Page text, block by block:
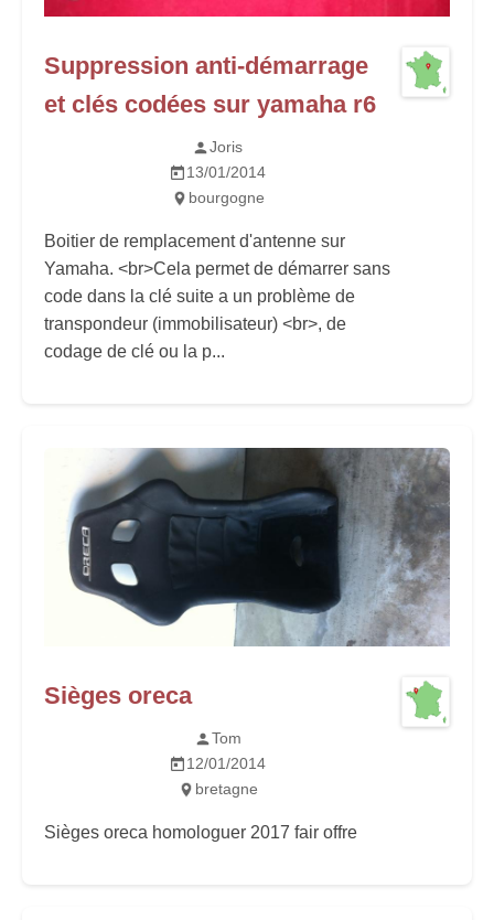
Suppression anti-démarrage
et clés codées sur yamaha r6
Joris
13/01/2014
bourgogne
Boitier de remplacement d'antenne sur
Yamaha. <br>Cela permet de démarrer sans
code dans la clé suite a un problème de
transpondeur (immobilisateur) <br>, de
codage de clé ou la p...
Sièges oreca
Tom
12/01/2014
bretagne
Sièges oreca homologuer 2017 fair offre